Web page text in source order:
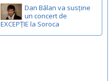
Dan Bălan va susține
un concert de
EXCEPȚIE la Soroca